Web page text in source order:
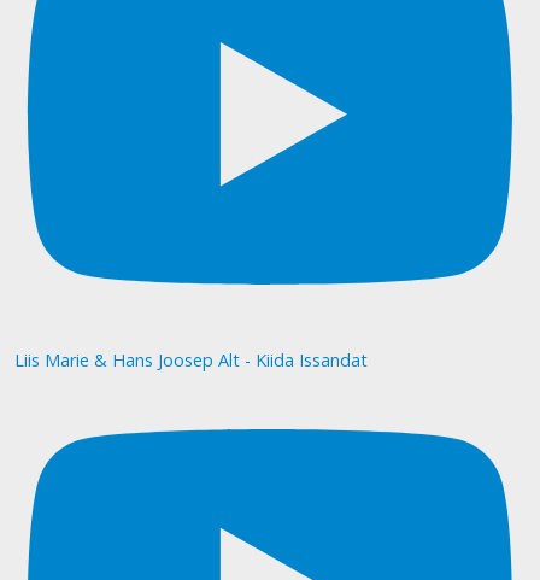
Liis Marie & Hans Joosep Alt - Kiida Issandat